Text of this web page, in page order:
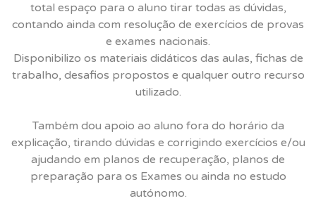
total espaço para o aluno tirar todas as dúvidas,
contando ainda com resolução de exercícios de provas
e exames nacionais.
Disponibilizo os materiais didáticos das aulas, fichas de
trabalho, desafios propostos e qualquer outro recurso
utilizado.
Também dou apoio ao aluno fora do horário da
explicação, tirando dúvidas e corrigindo exercícios e/ou
ajudando em planos de recuperação, planos de
preparação para os Exames ou ainda no estudo
autónomo.